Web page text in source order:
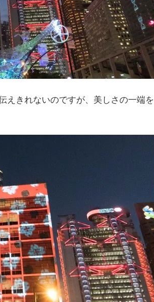
えきれないのですが、美しさの一端を